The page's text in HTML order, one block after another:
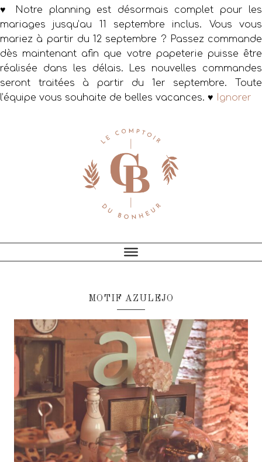
♥ Notre planning est désormais complet pour les
mariages jusqu’au 11 septembre inclus. Vous vous
mariez à partir du 12 septembre ? Passez commande
dès maintenant afin que votre papeterie puisse être
réalisée dans les délais. Les nouvelles commandes
seront traitées à partir du 1er septembre. Toute
l’équipe vous souhaite de belles vacances. ♥
Ignorer
MOTIF AZULEJO